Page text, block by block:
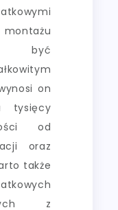
być
on
tysięcy
od
oraz
także
z